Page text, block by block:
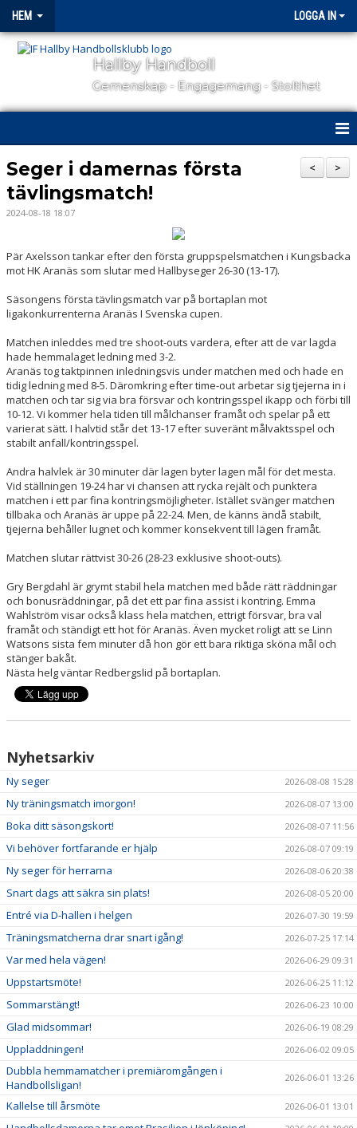
HEM LOGGA IN
Hallby Handboll
Gemenskap - Engagemang - Stolthet
HEM
HALLBY I SAMHÄLLET
OM KLUBBEN
KONTAKT
SAMARBETSPARTNERS
NYHETER
KALENDER
HEMMAVINSTEN
KLUBBSHOP
BILDGALLERI
>
<
Seger i damernas första
tävlingsmatch!
2024-08-18 18:07
Pär Axelsson tankar efter den första gruppspelsmatchen i Kungsbacka
mot HK Aranäs som slutar med Hallbyseger 26-30 (13-17).
Säsongens första tävlingsmatch var på bortaplan mot
ligakonkurrenterna Aranäs I Svenska cupen.
Matchen inleddes med tre shoot-outs vardera, efter att de var lagda
hade hemmalaget ledning med 3-2.
Aranäs tog taktpinnen inledningsvis under matchen med och hade en
tidig ledning med 8-5. Däromkring efter time-out arbetar sig tjejerna in i
matchen och tar sig via bra försvar och kontringsspel ikapp och förbi till
10-12. Vi kommer hela tiden till målchanser framåt och spelar på ett
varierat sätt. I halvtid står det 13-17 efter suveränt målvaktsspel och
stabilt anfall/kontringsspel.
Andra halvlek är 30 minuter där lagen byter lagen mål för det mesta.
Vid ställningen 19-24 har vi chansen att rycka rejält och punktera
matchen i ett par fina kontringsmöjligheter. Istället svänger matchen
tillbaka och Aranäs är uppe på 22-24. Men, de känns ändå stabilt,
tjejerna behåller lugnet och kommer konsekvent till lägen framåt.
Matchen slutar rättvist 30-26 (28-23 exklusive shoot-outs).
Gry Bergdahl är grymt stabil hela matchen med både rätt räddningar
och bonusräddningar, på det ett par fina assist i kontring. Emma
Wahlström visar också klass hela matchen, ettrigt försvar, bra val
framåt och ständigt ett hot för Aranäs. Även mycket roligt att se Linn
Watsons sista fem minuter då hon gör ett bara riktiga sköna mål och
stänger bakåt.
Nästa helg väntar Redbergslid på bortaplan.
Nyhetsarkiv
Ny seger 2026-08-08 15:28
Ny träningsmatch imorgon! 2026-08-07 13:00
Boka ditt säsongskort! 2026-08-07 11:56
Vi behöver fortfarande er hjälp 2026-08-07 09:19
Ny seger för herrarna 2026-08-06 20:38
Snart dags att säkra sin plats! 2026-08-05 20:00
Entré via D-hallen i helgen 2026-07-30 19:59
Träningsmatcherna drar snart igång! 2026-07-25 17:14
Var med hela vägen! 2026-06-29 09:31
Uppstartsmöte! 2026-06-25 11:12
Sommarstängt! 2026-06-23 10:00
Glad midsommar! 2026-06-19 08:29
Uppladdningen! 2026-06-02 09:05
Dubbla hemmamatcher i premiäromgången i
Handbollsligan!
2026-06-01 13:26
Kallelse till årsmöte 2026-06-01 13:01